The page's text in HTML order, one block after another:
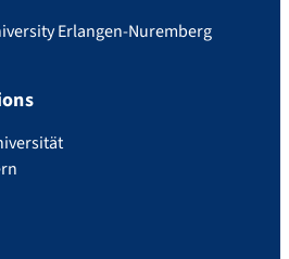
Erlangen-Nuremberg